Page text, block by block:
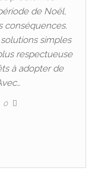
de Noël,
conséquences.
simples
respectueuse
à adopter de
0